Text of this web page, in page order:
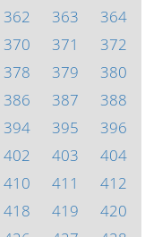
362 363
364
370 371
372
378 379
380
386 387
388
394 395
396
402 403
404
410 411
412
418 419
420